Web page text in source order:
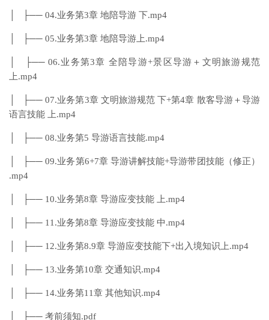
│ ├── 04.业务第3章 地陪导游 下.mp4
│ ├── 05.业务第3章 地陪导游上.mp4
│ ├── 06.业务第3章 全陪导游+景区导游＋文明旅游规范
上.mp4
│ ├── 07.业务第3章 文明旅游规范 下+第4章 散客导游＋导游
语言技能 上.mp4
│ ├── 08.业务第5 导游语言技能.mp4
│ ├── 09.业务第6+7章 导游讲解技能+导游带团技能（修正）
.mp4
│ ├── 10.业务第8章 导游应变技能 上.mp4
│ ├── 11.业务第8章 导游应变技能 中.mp4
│ ├── 12.业务第8.9章 导游应变技能下+出入境知识上.mp4
│ ├── 13.业务第10章 交通知识.mp4
│ ├── 14.业务第11章 其他知识.mp4
│ ├── 考前须知.pdf